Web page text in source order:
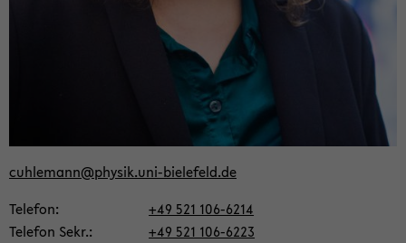
cuh­le­mann@phy­sik.uni-​bielefeld.de
Te­le­fon
+49 521 106-​6214
Te­le­fon Sekr.
+49 521 106-​6223